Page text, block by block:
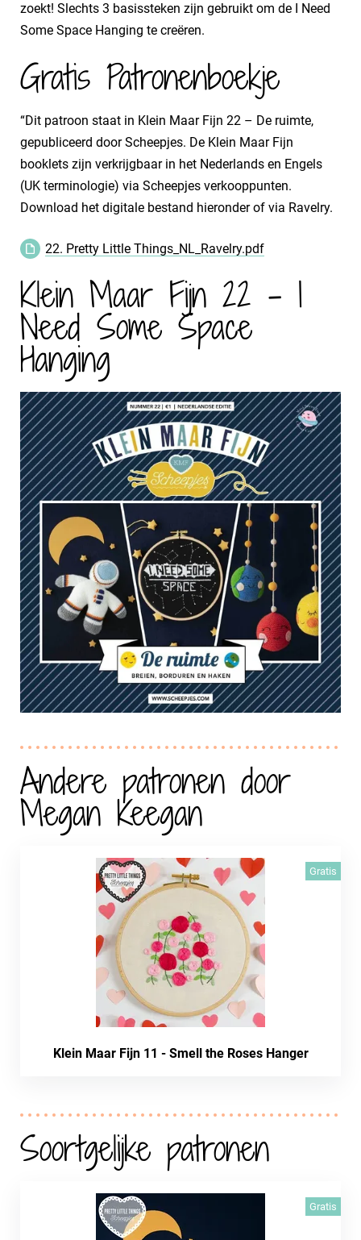
zoekt! Slechts 3 basissteken zijn gebruikt om de I Need
Some Space Hanging te creëren.
Gratis Patronenboekje
“Dit patroon staat in Klein Maar Fijn 22 – De ruimte,
gepubliceerd door Scheepjes. De Klein Maar Fijn
booklets zijn verkrijgbaar in het Nederlands en Engels
(UK terminologie) via Scheepjes verkooppunten.
Download het digitale bestand hieronder of via Ravelry.
22. Pretty Little Things_NL_Ravelry.pdf
Klein Maar Fijn 22 - I
Need Some Space
Hanging
Andere patronen door
Megan Keegan
Gratis
Klein Maar Fijn 11 - Smell the Roses Hanger
Soortgelijke patronen
Gratis